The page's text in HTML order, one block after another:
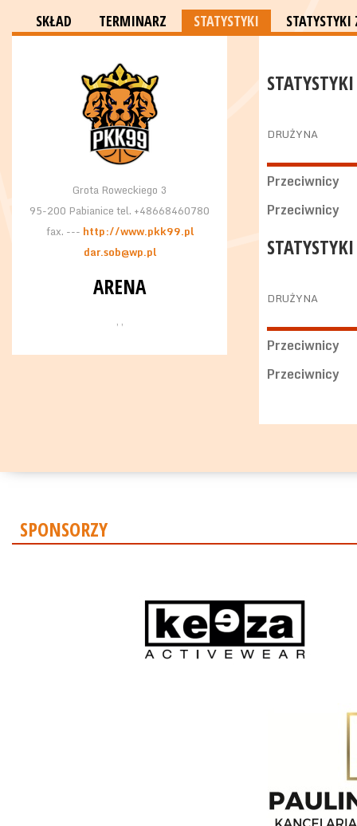
SKŁAD TERMINARZ STATYSTYKI
Grota Roweckiego 3
95-200 Pabianice tel. +48668460780
fax. --- http://www.pkk99.pl
dar.sob@wp.pl
ARENA
, ,
DRUŻYNA
Przeciwnicy
Przeciwnicy
DRUŻYNA
Przeciwnicy
Przeciwnicy
SPONSORZY